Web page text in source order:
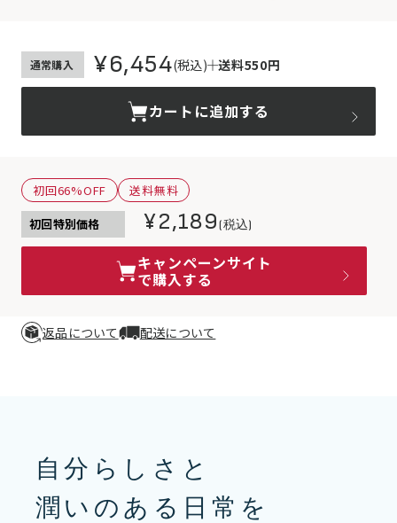
通常購入 ¥6,454(税込) 送料550円
カートに追加する
初回66%OFF
送料無料
初回特別価格
¥2,189(税込)
キャンペーンサイト
で購入する
返品について 配送について
自分らしさと
潤いのある日常を